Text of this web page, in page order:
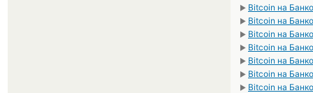
► Bitcoin на
► Bitcoin на
► Bitcoin на
► Bitcoin на
► Bitcoin на
► Bitcoin на
► Bitcoin на